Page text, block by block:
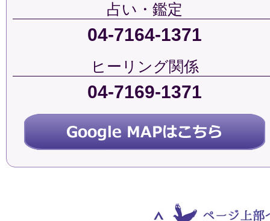
占い・鑑定
04-7164-1371
ヒーリング関係
04-7169-1371